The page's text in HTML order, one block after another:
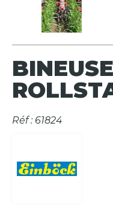
Réf : 61824